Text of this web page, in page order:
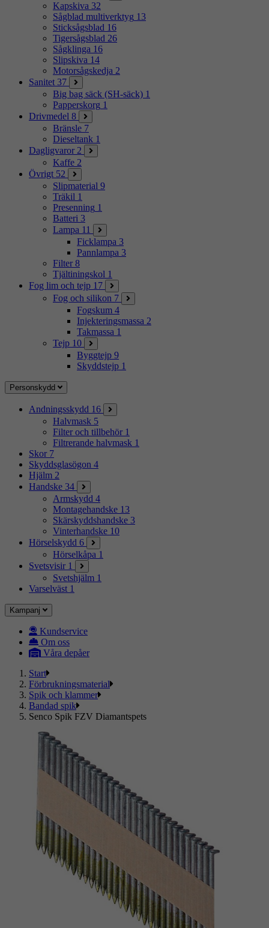
Kapskiva 32
Sågblad multiverktyg 13
Sticksågsblad 16
Tigersågsblad 26
Sågklinga 16
Slipskiva 14
Motorsågskedja 2
Sanitet 37
Big bag säck (SH-säck) 1
Papperskorg 1
Drivmedel 8
Bränsle 7
Dieseltank 1
Dagligvaror 2
Kaffe 2
Övrigt 52
Slipmaterial 9
Träkil 1
Presenning 1
Batteri 3
Lampa 11
Ficklampa 3
Pannlampa 3
Filter 8
Tjältiningskol 1
Fog lim och tejp 17
Fog och silikon 7
Fogskum 4
Injekteringsmassa 2
Takmassa 1
Tejp 10
Byggtejp 9
Skyddstejp 1
Personskydd
Andningsskydd 16
Halvmask 5
Filter och tillbehör 1
Filtrerande halvmask 1
Skor 7
Skyddsglasögon 4
Hjälm 2
Handske 34
Armskydd 4
Montagehandske 13
Skärskyddshandske 3
Vinterhandske 10
Hörselskydd 6
Hörselkåpa 1
Svetsvisir 1
Svetshjälm 1
Varselväst 1
Kampanj
Kundservice
Om oss
Våra depåer
Start
Förbrukningsmaterial
Spik och klammer
Bandad spik
Senco Spik FZV Diamantspets